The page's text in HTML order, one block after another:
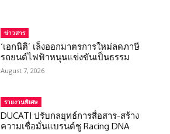
ข่าวสาร
‘เอกนิติ’ เล็งออกมาตรการใหม่ลดภาษี
รถยนต์ไฟฟ้าหนุนแข่งขันเป็นธรรม
August 7, 2026
รายงานพิเศษ
DUCATI ปรับกลยุทธ์การสื่อสาร-สร้าง
ความเชื่อมั่นแบรนด์ชู Racing DNA